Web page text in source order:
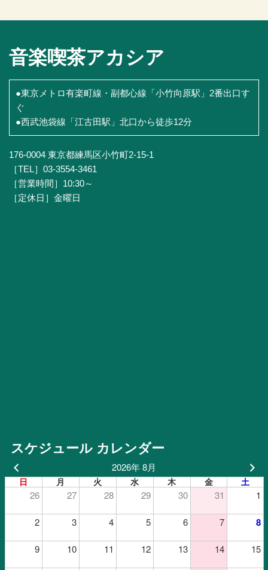
音楽喫茶アカシア
●東京メトロ有楽町線・副都心線「小竹向原駅」2番出口す
ぐ
●西武池袋線「江古田駅」北口から徒歩12分
176-0004 東京都練馬区小竹町2-15-1
［TEL］03-3554-3461
［営業時間］10:30～
［定休日］金曜日
スケジュール カレンダー
2026年 8月
日 月 火 水 木 金 土
26 27 28 29 30 31 1
2 3 4 5 6 7 8
9 10 11 12 13 14 15